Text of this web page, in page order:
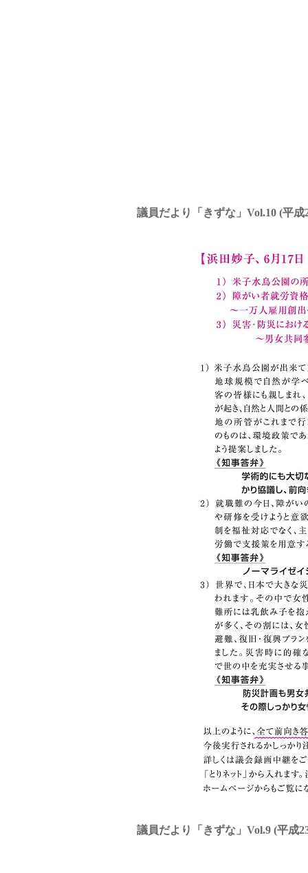
議員だより「きずな」Vol.10 (平成
議員だより「きずな」Vol.9 (平成